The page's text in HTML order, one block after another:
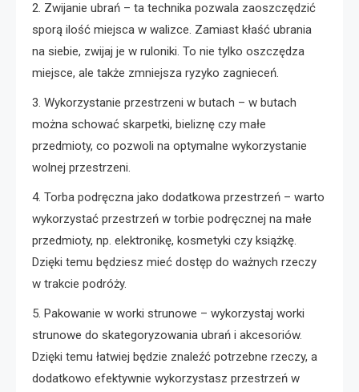
2. Zwijanie ubrań – ta technika pozwala zaoszczędzić
sporą ilość miejsca w walizce. Zamiast kłaść ubrania
na siebie, zwijaj je w ruloniki. To nie tylko oszczędza
miejsce, ale także zmniejsza ryzyko zagnieceń.
3. Wykorzystanie przestrzeni w butach – w butach
można schować skarpetki, bieliznę czy małe
przedmioty, co pozwoli na optymalne wykorzystanie
wolnej przestrzeni.
4. Torba podręczna jako dodatkowa przestrzeń – warto
wykorzystać przestrzeń w torbie podręcznej na małe
przedmioty, np. elektronikę, kosmetyki czy książkę.
Dzięki temu będziesz mieć dostęp do ważnych rzeczy
w trakcie podróży.
5. Pakowanie w worki strunowe – wykorzystaj worki
strunowe do skategoryzowania ubrań i akcesoriów.
Dzięki temu łatwiej będzie znaleźć potrzebne rzeczy, a
dodatkowo efektywnie wykorzystasz przestrzeń w